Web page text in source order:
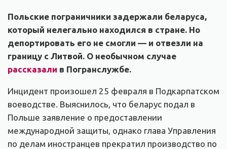
Польские пограничники задержали беларуса,
который нелегально находился в стране. Но
депортировать его не смогли — и отвезли на
границу с Литвой. О необычном случае
рассказали в Погранслужбе.
Инцидент произошел 25 февраля в Подкарпатском
воеводстве. Выяснилось, что беларус подал в
Польше заявление о предоставлении
международной защиты, однако глава Управления
по делам иностранцев прекратил производство по